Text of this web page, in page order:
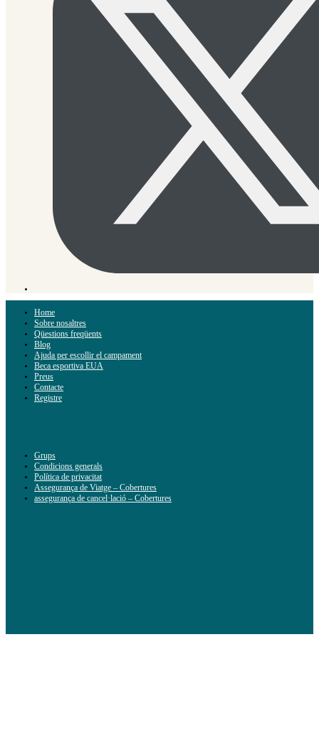
Home
Sobre nosaltres
Qüestions freqüents
Blog
Ajuda per escollir el campament
Beca esportiva EUA
Preus
Contacte
Registre
Grups
Condicions generals
Política de privacitat
Assegurança de Viatge – Cobertures
assegurança de cancel·lació – Cobertures